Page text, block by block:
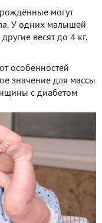
могут
У одних малышей
весят до 4 кг,
особенностей
значение для массы
с диабетом